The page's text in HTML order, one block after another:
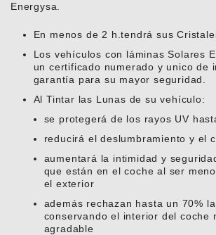
Energysa.
En menos de 2 h.tendrá sus
Los vehículos con láminas Solares
un certificado numerado y unico de
garantía para su mayor seguridad.
Al Tintar las Lunas de su vehículo:
se protegerá de los rayos UV
reducirá el deslumbramiento y el
aumentará la intimidad y
que están en el coche al ser
el exterior
además rechazan hasta un 70%
conservando el interior del coche
agradable